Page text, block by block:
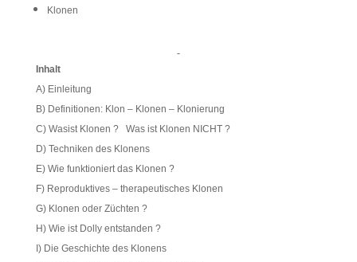
Klonen
Inhalt
A) Einleitung
B) Definitionen: Klon – Klonen – Klonierung
C) Wasist Klonen ? Was ist Klonen NICHT ?
D) Techniken des Klonens
E) Wie funktioniert das Klonen ?
F) Reproduktives – therapeutisches Klonen
G) Klonen oder Züchten ?
H) Wie ist Dolly entstanden ?
I) Die Geschichte des Klonens